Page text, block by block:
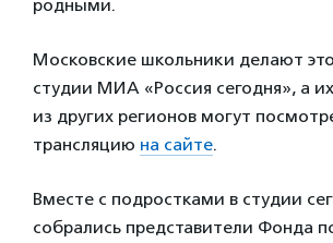
родными.
Московские школьники делают
студии МИА «Россия сегодня», а
из других регионов могут
трансляцию на сайте.
Вместе с подростками в студии
собрались представители Фонда